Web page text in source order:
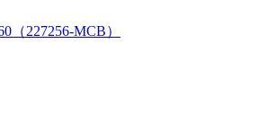
（227256-MCB）